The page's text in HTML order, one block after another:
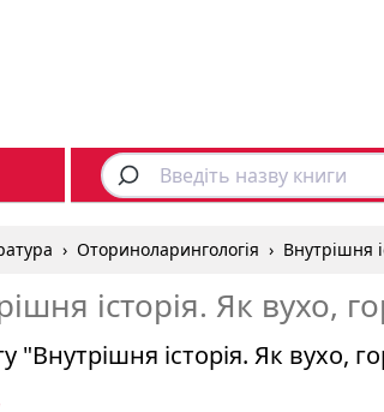
› Оториноларингологія › Внутрішня
історія. Як вухо,
"Внутрішня історія. Як вухо,